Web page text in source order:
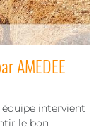
AMEDEE
intervient
le bon